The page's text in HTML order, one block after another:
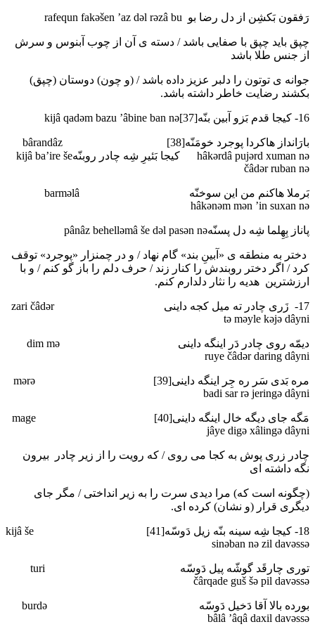
رَفقون بَکشِن از دل رضا بو rafequn fakәšen ’az dәl rәzâ bu
چپق باید چپق با صفایی باشد / دسته ی آن از چوب آبنوس و سرش
از جنس طلا باشد
جوانه ی توتون را دلبر عزیز داده باشد / (و چون) دوستان (چپق)
بکشند رضایت خاطر داشته باشد.
16- کیجا قدم بَزو آبین بنّه[37]kijâ qadәm bazu ’âbine ban nә
بارَانداز هاکردا پوجرد خومَنّه[38] bârandâz
hâkәrdâ pujәrd xuman nә کیجا بَئیرِ شِه چادر روبنّهkijâ ba’ire še
čâdәr ruban nә
بَرملا هاکنم من این سوخنّه barmәlâ
hâkәnәm mәn ’in suxan nә
پاناز بِهِلما شِه دل پسنّهpânâz behellәmâ še dәl pasәn nә
دختر به منطقه ی «آبینِ بند» گام نهاد / و در چمنزار «پوجرد» توقف
کرد / اگر دختر روبندش را کنار زند / حرف دلم را باز گو کنم / و با
ارزشترین هدیه را نثار دلدارم کنم.
17- زَری چادر ته میل کجه داینی zari čâdәr
tә mәyle kәjә dâyni
دیمّه روی چادر دَر اینگه داینی dim mә
ruye čâdәr daring dâyni
مره بَدی سَر ره جِر اینگه داینی[39] mәrә
badi sar rә jeringә dâyni
مَگه جای دیگه خال اینگه داینی[40] mage
jâye digә xâlingә dâyni
چادر زری پوش به کجا می روی / که رویت را از زیر چادر بیرون
نگه داشته ای
(چگونه است که) مرا دیدی سرت را به زیر انداختی / مگر جای
دیگری قرار (و نشان) کرده ای.
18- کیجا شِه سینه بنّه زیل دَوسّه[41] kijâ še
sinәban nә zil davәssә
توری چارقَد گوشّه پیل دَوسّه turi
čârqade guš šә pil davәssә
بورده بالا آقا دَخیل دَوسّه burdә
bâlâ ’âqâ daxil davәssә